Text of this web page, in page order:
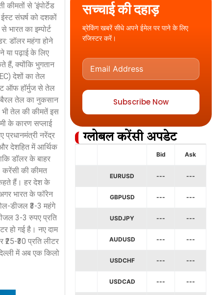
से ‘इंपोर्टेड
संघर्ष को दशकों
का इम्पोर्ट
डॉलर महंगा होने
या पढ़ाई के लिए
हैं, क्योंकि भुगतान
देशों का तेल
ऑफ हॉर्मुज से तेल
बैरल तेल का नुकसान
भी तेल की कीमतें इस
के कारण सप्लाई
नरेंद्र
देशहित में आर्थिक
डॉलर के बाहर
करेंसी की कीमत
हैं। हर देश के
भारत के फॉरेन
डीजल ₹3-3 महंगे
3-3 रुपए प्रति
हो गई है। नए दाम
₹30 प्रति लीटर
में अब एक किलो
सच्चाई की दहाड़
ब्रेकिंग खबरें सीधे अपने ईमेल पर पाने के लिए
रजिस्टर करें।
Subscribe Now
ग्लोबल करेंसी अपडेट
Bid Ask
EURUSD --- ---
GBPUSD --- ---
USDJPY --- ---
AUDUSD --- ---
USDCHF --- ---
USDCAD --- ---